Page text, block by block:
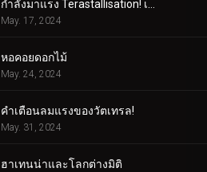
May. 17, 2024
หอคอยดอกไม้
May. 24, 2024
คำเตือนลมแรงของวัตเทรล!
May. 31, 2024
ฮาเทนน่าและโลกต่างมิติ